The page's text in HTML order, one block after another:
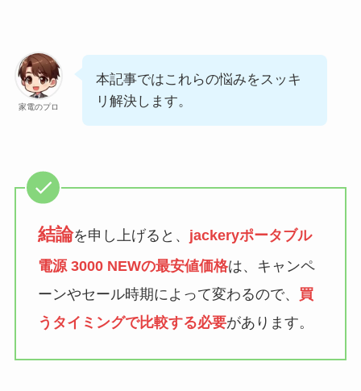
家電のプロ
本記事ではこれらの悩みをスッキ
リ解決します。
結論を申し上げると、 jackeryポータブル
電源 3000 NEWの最安値価格は、キャンペ
ーンやセール時期によって変わるので、 買
うタイミングで比較する必要があります。